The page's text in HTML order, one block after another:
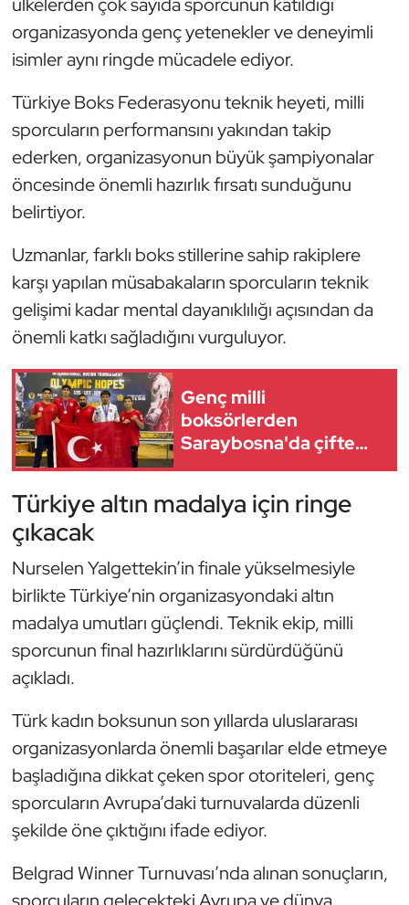
organizasyonda genç yetenekler ve deneyimli
isimler aynı ringde mücadele ediyor.
Türkiye Boks Federasyonu teknik heyeti, milli
sporcuların performansını yakından takip
ederken, organizasyonun büyük şampiyonalar
öncesinde önemli hazırlık fırsatı sunduğunu
belirtiyor.
Uzmanlar, farklı boks stillerine sahip rakiplere
karşı yapılan müsabakaların sporcuların teknik
gelişimi kadar mental dayanıklılığı açısından da
önemli katkı sağladığını vurguluyor.
Genç milli
boksörlerden
Saraybosna'da çifte
madalya
Türkiye altın madalya için ringe
çıkacak
Nurselen Yalgettekin’in finale yükselmesiyle
birlikte Türkiye’nin organizasyondaki altın
madalya umutları güçlendi. Teknik ekip, milli
sporcunun final hazırlıklarını sürdürdüğünü
açıkladı.
Türk kadın boksunun son yıllarda uluslararası
organizasyonlarda önemli başarılar elde etmeye
başladığına dikkat çeken spor otoriteleri, genç
sporcuların Avrupa’daki turnuvalarda düzenli
şekilde öne çıktığını ifade ediyor.
Belgrad Winner Turnuvası’nda alınan sonuçların,
sporcuların gelecekteki Avrupa ve dünya
Okçuluk
Optimist
Oryantiring
Özel Sporcular
Paralimpik
Ragbi
Satranç
Su Topu
Sualtı Sporları
Tekvando
Triatlon
Voleybol
Vücut Geliştirme Fitness
Wushu Kungfu
Yelken
Yüzme